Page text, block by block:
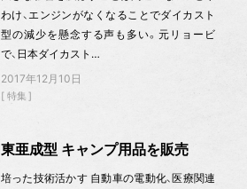
わけ、エンジンがなくなることでダイカスト
型の減少を懸念する声も多い。元リョービ
で、日本ダイカスト…
2017年12月10日
特集
東亜成型 キャンプ用品を販売
培った技術活かす 自動車の電動化、医療関連